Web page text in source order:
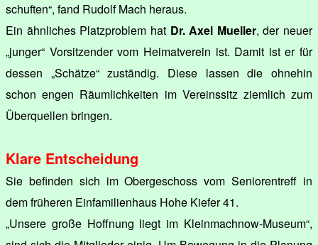
schuften“, fand Rudolf Mach heraus.
Ein ähnliches Platzproblem hat Dr. Axel Mueller, der neuer
„junger“ Vorsitzender vom Heimatverein ist. Damit ist er für
dessen „Schätze“ zuständig. Diese lassen die ohnehin
schon engen Räumlichkeiten im Vereinssitz ziemlich zum
Überquellen bringen.
Klare Entscheidung
Sie befinden sich im Obergeschoss vom Seniorentreff in
dem früheren Einfamilienhaus Hohe Kiefer 41.
„Unsere große Hoffnung liegt im Kleinmachnow-Museum“,